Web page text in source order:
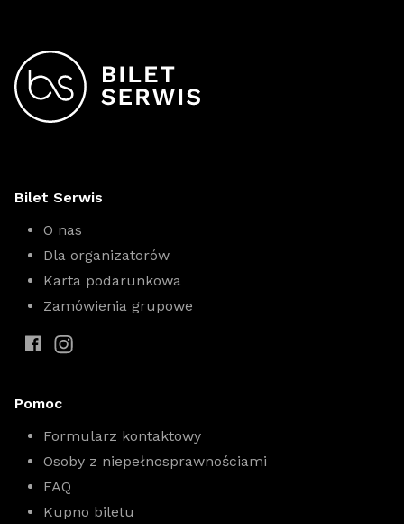
Bilet Serwis
O nas
Dla organizatorów
Karta podarunkowa
Zamówienia grupowe
Pomoc
Formularz kontaktowy
Osoby z niepełnosprawnościami
FAQ
Kupno biletu